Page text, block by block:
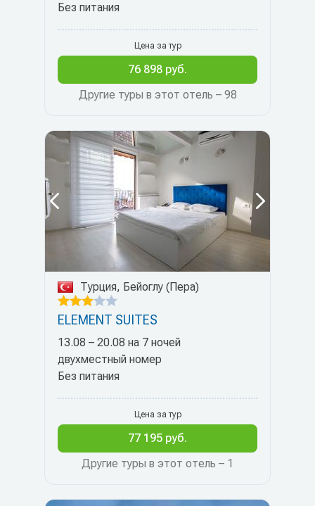
Без питания
Другие туры в этот отель – 98
Цена за тур
76 898 руб.
Турция, Бейоглу (Пера)
ELEMENT SUITES
13.08 – 20.08 на 7 ночей
двухместный номер
Без питания
Другие туры в этот отель – 1
Цена за тур
77 195 руб.